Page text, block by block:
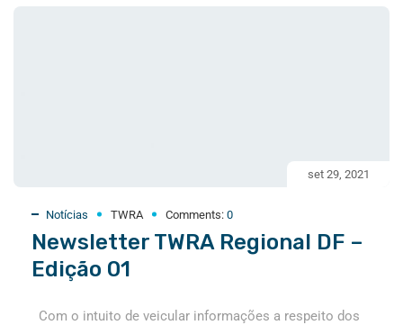
set 29, 2021
Notícias TWRA Comments: 0
Newsletter TWRA Regional DF –
Edição 01
Com o intuito de veicular informações a respeito dos